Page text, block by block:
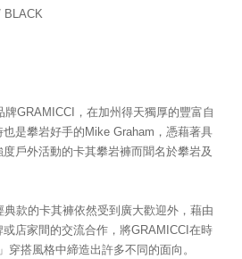
BLACK
牌GRAMICCI，在加州得天獨厚的豐富自
是攀岩好手的Mike Graham，憑藉著具
戶外活動的卡其攀岩褲而聞名於攀岩及
款的卡其褲依然受到廣大歡迎外，藉由
店家間的交流合作，將GRAMICCI在時
穿搭風格中締造出許多不同的面向。